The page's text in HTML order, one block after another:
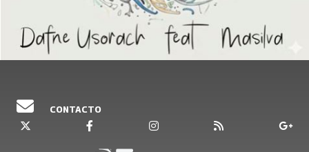
CONTACTO